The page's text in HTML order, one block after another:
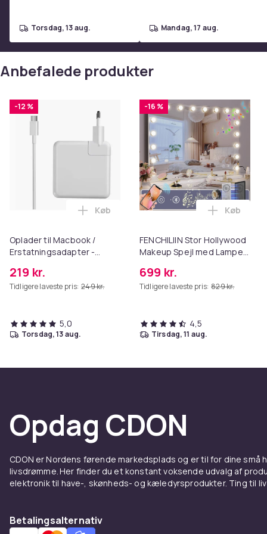
torsdag, 13 aug. mandag, 17 aug.
Anbefalede produkter
-12 %
Oplader til Macbook /
Erstatningsadapter -
219 kr.
Tidligere laveste pris: 249 kr.
Læg Oplader til Macbook /
Køb
5,0
torsdag, 13 aug.
-16 %
FENCHILIIN Stor Hollywood
Makeup Spejl med Lamper
Vægbeslag Hvid 80 x 58 cm
699 kr.
Tidligere laveste pris: 829 kr.
Læg
Køb
4,5
tirsdag, 11 aug.
Opdag CDON
CDON er Nordens førende markedsplads og er til for dine
livsdrømme. Her finder du et konstant voksende udvalg af
elektronik til have-, skønheds- og kæledyrsprodukter. Ting til
Betalingsalternativ